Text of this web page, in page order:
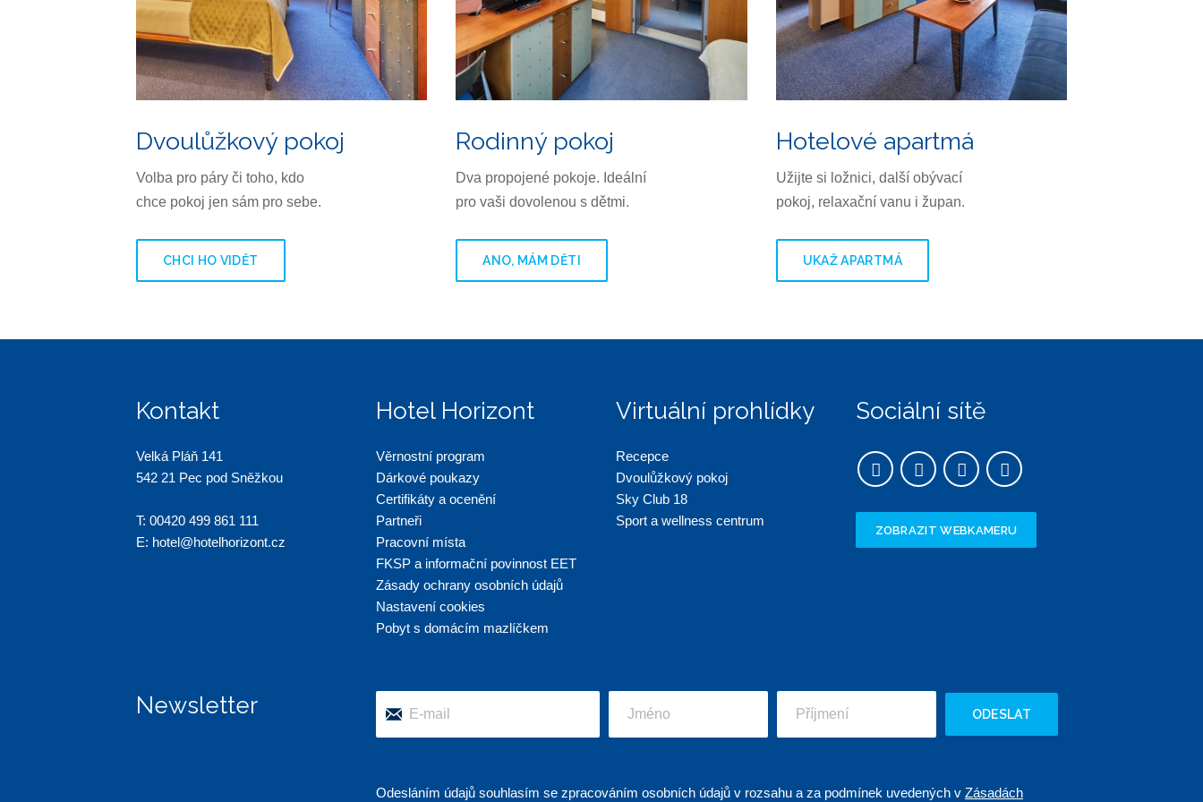
Dvoulůžkový pokoj
Volba pro páry či toho, kdo
chce pokoj jen sám pro sebe.
CHCI HO VIDĚT
Rodinný pokoj
Dva propojené pokoje. Ideální
pro vaši dovolenou s dětmi.
ANO, MÁM DĚTI
Hotelové apartmá
Užijte si ložnici, další obývací
pokoj, relaxační vanu i župan.
UKAŽ APARTMÁ
Kontakt
Velká Pláň 141
542 21 Pec pod Sněžkou
T: 00420 499 861 111
E: hotel@hotelhorizont.cz
Hotel Horizont
Věrnostní program
Dárkové poukazy
Certifikáty a ocenění
Partneři
Pracovní místa
FKSP a informační povinnost EET
Zásady ochrany osobních údajů
Nastavení cookies
Pobyt s domácím mazlíčkem
Virtuální prohlídky
Recepce
Dvoulůžkový pokoj
Sky Club 18
Sport a wellness centrum
Sociální sítě
ZOBRAZIT WEBKAMERU
Newsletter ODESLAT
Odesláním údajů souhlasím se zpracováním osobních údajů v rozsahu a za podmínek uvedených v Zásadách